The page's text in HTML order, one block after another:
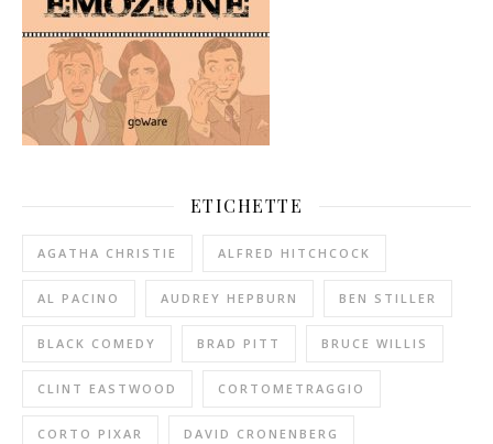
ETICHETTE
AGATHA CHRISTIE ALFRED HITCHCOCK
AL PACINO AUDREY HEPBURN BEN STILLER
BLACK COMEDY BRAD PITT BRUCE WILLIS
CLINT EASTWOOD CORTOMETRAGGIO
CORTO PIXAR DAVID CRONENBERG